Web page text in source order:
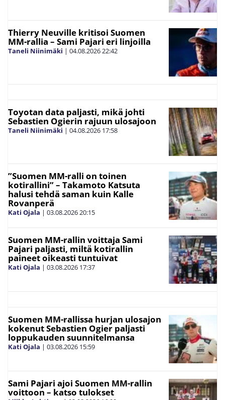
Thierry Neuville kritisoi Suomen
MM-rallia – Sami Pajari eri linjoilla
Taneli Niinimäki | 04.08.202622:42
Toyotan data paljasti, mikä johti
Sebastien Ogierin rajuun ulosajoon
Taneli Niinimäki | 04.08.2026 17:58
”Suomen MM-ralli on toinen
kotirallini” – Takamoto Katsuta
halusi tehdä saman kuin Kalle
Rovanperä
Kati Ojala | 03.08.202620:15
Suomen MM-rallin voittaja Sami
Pajari paljasti, miltä kotirallin
paineet oikeasti tuntuivat
Kati Ojala | 03.08.2026 17:37
Suomen MM-rallissa hurjan ulosajon
kokenut Sebastien Ogier paljasti
loppukauden suunnitelmansa
Kati Ojala | 03.08.2026 15:59
Sami Pajari ajoi Suomen MM-rallin
voittoon – katso tulokset